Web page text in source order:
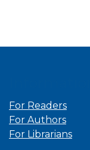
For Readers
For Authors
For Librarians